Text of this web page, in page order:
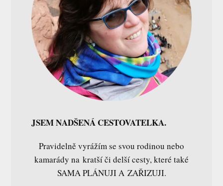
JSEM NADŠENÁ CESTOVATELKA.
Pravidelně vyrážím se svou rodinou nebo
kamarády na kratší či delší cesty, které také
SAMA PLÁNUJI A ZAŘIZUJI.